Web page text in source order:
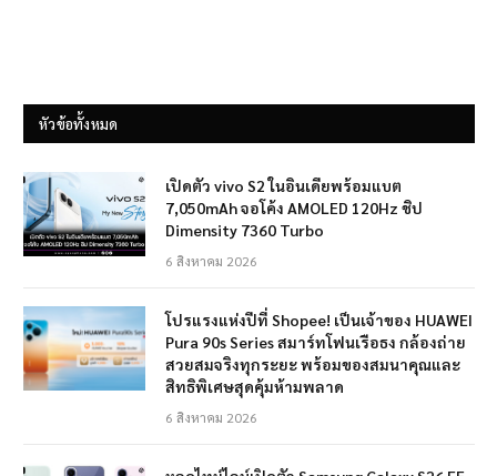
หัวข้อทั้งหมด
เปิดตัว vivo S2 ในอินเดียพร้อมแบต
7,050mAh จอโค้ง AMOLED 120Hz ชิป
Dimensity 7360 Turbo
6 สิงหาคม 2026
โปรแรงแห่งปีที่ Shopee! เป็นเจ้าของ HUAWEI
Pura 90s Series สมาร์ทโฟนเรือธง กล้องถ่าย
สวยสมจริงทุกระยะ พร้อมของสมนาคุณและ
สิทธิพิเศษสุดคุ้มห้ามพลาด
6 สิงหาคม 2026